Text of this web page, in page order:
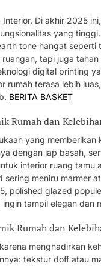
Di akhir 2025
yang
tone hangat
tapi juga
digital printing
rumah terasa lebih
BERITA BASKET
Rumah dan
yang
dengan lap basah,
interior ruang
sering meniru marmer
polished glazed
tampil elegan dan
Rumah dan
menghadirkan
tekstur doff atau